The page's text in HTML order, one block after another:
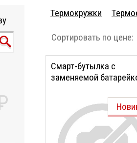
Термокружки
Сортировать по цене:
Смарт-бутылка c
заменяемой